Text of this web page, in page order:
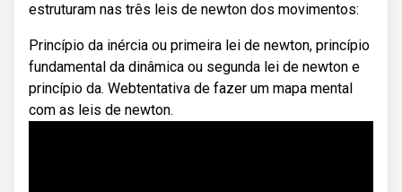
estruturam nas três leis de newton dos movimentos:
Princípio da inércia ou primeira lei de newton, princípio
fundamental da dinâmica ou segunda lei de newton e
princípio da. Webtentativa de fazer um mapa mental
com as leis de newton.